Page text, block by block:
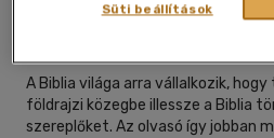
Kossuth Kiadó Zrt|2007|
A Biblia világa arra vállalkozik,
földrajzi közegbe illessze a Biblia
szereplőket. Az olvasó így jobban
Süti beállítások